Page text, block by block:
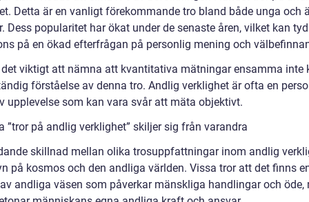
Detta är en vanligt förekommande tro bland både unga och
Dess popularitet har ökat under de senaste åren, vilket kan
på en ökad efterfrågan på personlig mening och
viktigt att nämna att kvantitativa mätningar ensamma inte
förståelse av denna tro. Andlig verklighet är ofta en
upplevelse som kan vara svår att mäta objektivt.
”tror på andlig verklighet” skiljer sig från varandra
skillnad mellan olika trosuppfattningar inom andlig
på kosmos och den andliga världen. Vissa tror att det finns
andliga väsen som påverkar mänskliga handlingar och öde,